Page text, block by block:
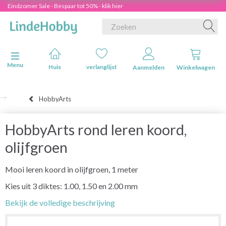
Eindzomer Sale - Bespaar tot 50% - klik hier
Navigatie in-/uitschakelen
Menu
Huis verlanglijst Aanmelden Winkelwagen
HobbyArts
HobbyArts rond leren koord,
olijfgroen
Mooi leren koord in olijfgroen, 1 meter
Kies uit 3 diktes: 1.00, 1.50 en 2.00 mm
Bekijk de volledige beschrijving